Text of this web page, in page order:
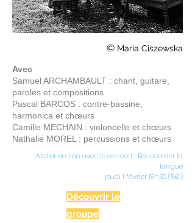
© Maria Ciszewska
Avec
Samuel ARCHAMBAULT : chant, guitare,
paroles et compositions
Pascal BARCOS : contre-bassine,
harmonica et chœurs
Camille MECHAIN : violoncelle et chœurs
Nathalie MOREL : percussions et chœurs
Atelier en lien avec le concert : Réaccorder la
langue
jeudi 1 février 18h30 (5€)
Découvrir le
groupe